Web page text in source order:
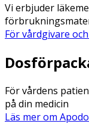
Vi erbjuder
För vårdgivare
För vårdens
på din medicin
Läs mer om